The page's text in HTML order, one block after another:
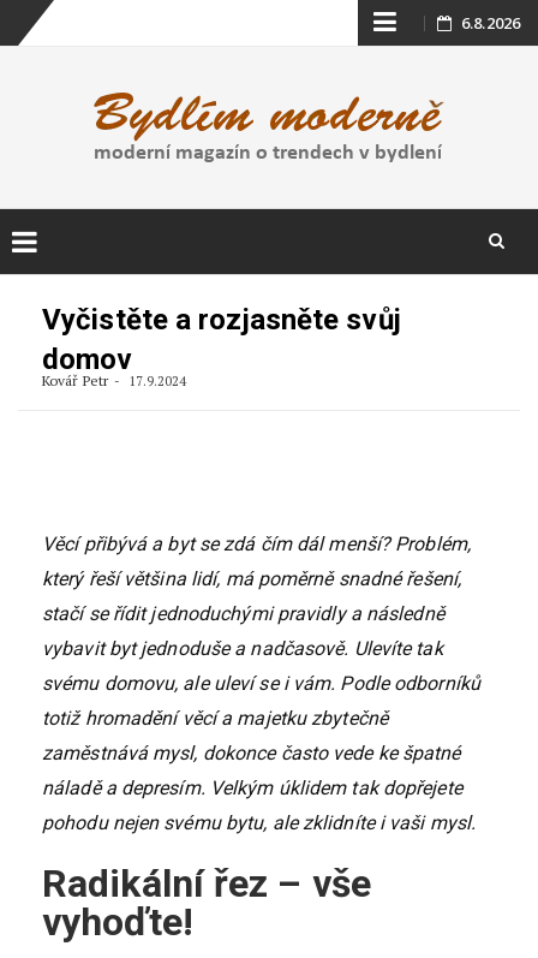
Skip
content
6.8.2026
Vyčistěte a rozjasněte svůj
domov
Kovář Petr 17.9.2024
Věcí přibývá a byt se zdá čím dál menší? Problém,
který řeší většina lidí, má poměrně snadné řešení,
stačí se řídit jednoduchými pravidly a následně
vybavit byt jednoduše a nadčasově. Ulevíte tak
svému domovu, ale uleví se i vám. Podle odborníků
totiž hromadění věcí a majetku zbytečně
zaměstnává mysl, dokonce často vede ke špatné
náladě a depresím. Velkým úklidem tak dopřejete
pohodu nejen svému bytu, ale zklidníte i vaši mysl.
Radikální řez – vše
vyhoďte!